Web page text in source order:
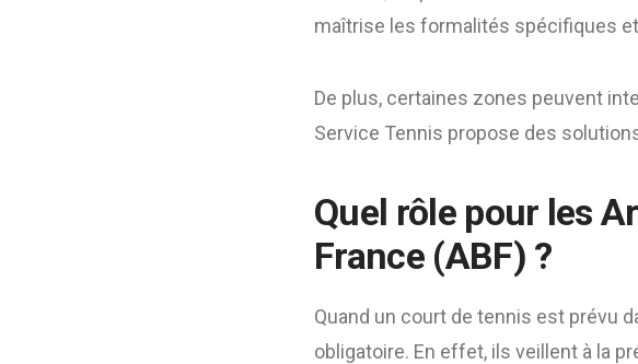
maîtrise les formalités spécifiques
De plus, certaines zones peuvent
Service Tennis propose des
Quel rôle pour les
France (ABF) ?
Quand un court de tennis est prévu
obligatoire. En effet, ils veillent à la